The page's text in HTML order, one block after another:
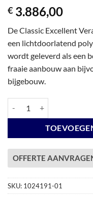
€ 3.886,00
De Classic Excellent
een lichtdoorlatend
wordt geleverd als een
fraaie aanbouw aan
bijgebouw.
OFFERTE
SKU: 1024191-01